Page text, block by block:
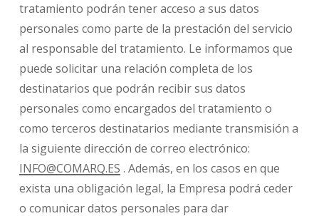
tratamiento podrán tener acceso a sus datos
personales como parte de la prestación del servicio
al responsable del tratamiento. Le informamos que
puede solicitar una relación completa de los
destinatarios que podrán recibir sus datos
personales como encargados del tratamiento o
como terceros destinatarios mediante transmisión a
la siguiente dirección de correo electrónico:
INFO@COMARQ.ES . Además, en los casos en que
exista una obligación legal, la Empresa podrá ceder
o comunicar datos personales para dar